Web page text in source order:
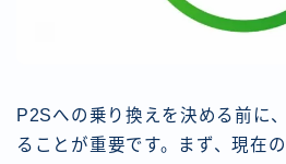
P2Sへの乗り換えを決める前に
ることが重要です。まず、現在